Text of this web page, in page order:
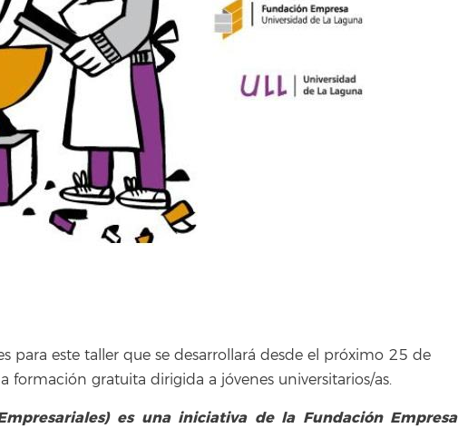
para este taller que se desarrollará desde el próximo 25 de
formación gratuita dirigida a jóvenes universitarios/as.
es una iniciativa de la Fundación Empresa